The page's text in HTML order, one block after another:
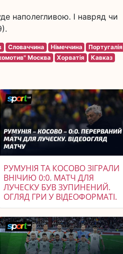
наполегливою. І навряд чи
Словаччина Німеччина
Португалія
Москва Хорватія Кавказ
РУМУНІЯ ТА КОСОВО ЗІГРАЛИ
ВНІЧИЮ 0:0. МАТЧ ДЛЯ
ЛУЧЕСКУ БУВ ЗУПИНЕНИЙ.
ОГЛЯД ГРИ У ВІДЕОФОРМАТІ.